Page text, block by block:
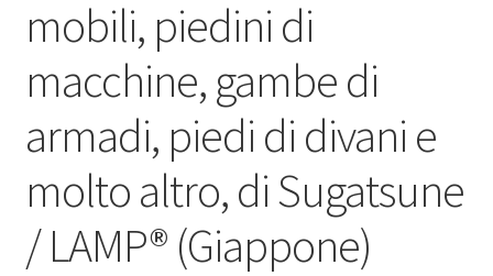
mobili, piedini di
macchine, gambe di
armadi, piedi di divani e
molto altro, di Sugatsune
/ LAMP® (Giappone)